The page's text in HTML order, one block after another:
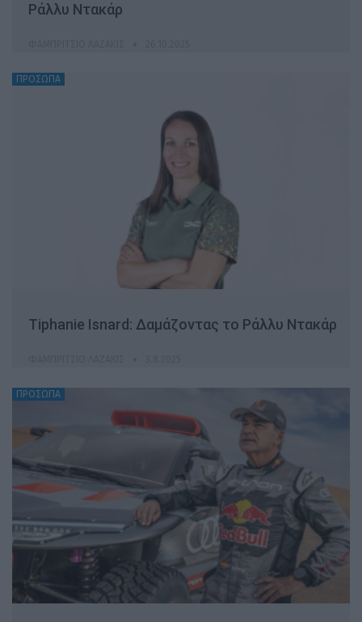
Ράλλυ Ντακάρ
ΠΡΟΣΩΠΑ
Tiphanie Isnard: Δαμάζοντας το Ράλλυ Ντακάρ
ΠΡΟΣΩΠΑ